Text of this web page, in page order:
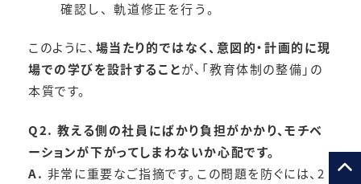
確認し、軌道修正を行う。
このように、 場当たり的ではなく、意図的・計画的に現
場での学びを設計することが、「教育体制の整備」の
本質です。
Q2. 教える側の社員にばかり負担がかかり、モチベ
ーションが下がってしまわないか心配です。
A. 非常に重要なご指摘です。この問題を防ぐには、2